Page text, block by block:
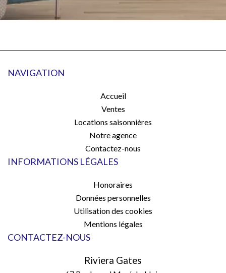
NAVIGATION
Accueil
Ventes
Locations saisonnières
Notre agence
Contactez-nous
INFORMATIONS LÉGALES
Honoraires
Données personnelles
Utilisation des cookies
Mentions légales
CONTACTEZ-NOUS
Riviera Gates